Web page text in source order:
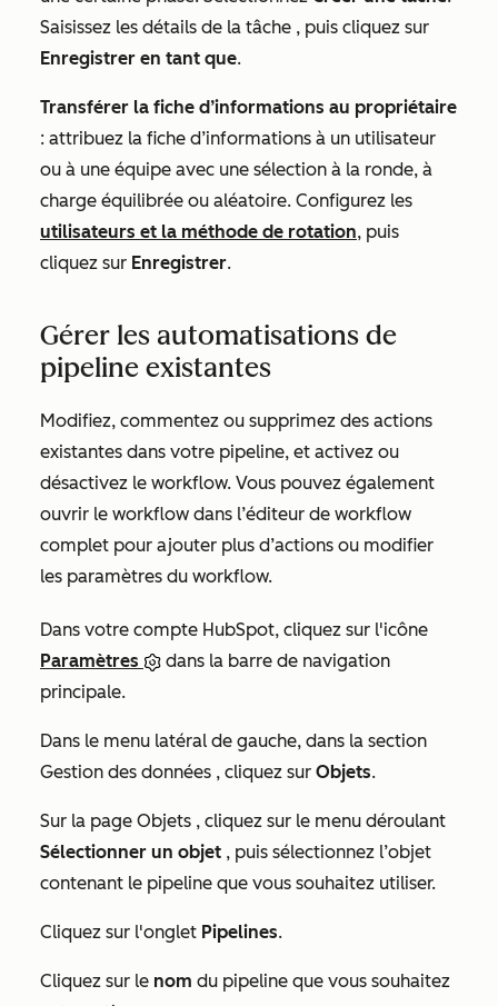
Saisissez les détails de la tâche , puis cliquez sur
Enregistrer en tant que.
Transférer la fiche d’informations au propriétaire
: attribuez la fiche d’informations à un utilisateur
ou à une équipe avec une sélection à la ronde, à
charge équilibrée ou aléatoire. Configurez les
utilisateurs et la méthode de rotation, puis
cliquez sur Enregistrer.
Gérer les automatisations de
pipeline existantes
Modifiez, commentez ou supprimez des actions
existantes dans votre pipeline, et activez ou
désactivez le workflow. Vous pouvez également
ouvrir le workflow dans l’éditeur de workflow
complet pour ajouter plus d’actions ou modifier
les paramètres du workflow.
Dans votre compte HubSpot, cliquez sur l'icône
Paramètres
dans la barre de navigation
principale.
Dans le menu latéral de gauche, dans la section
Gestion des données , cliquez sur Objets.
Sur la page Objets , cliquez sur le menu déroulant
Sélectionner un objet , puis sélectionnez l’objet
contenant le pipeline que vous souhaitez utiliser.
Cliquez sur l'onglet Pipelines.
Cliquez sur le nom du pipeline que vous souhaitez